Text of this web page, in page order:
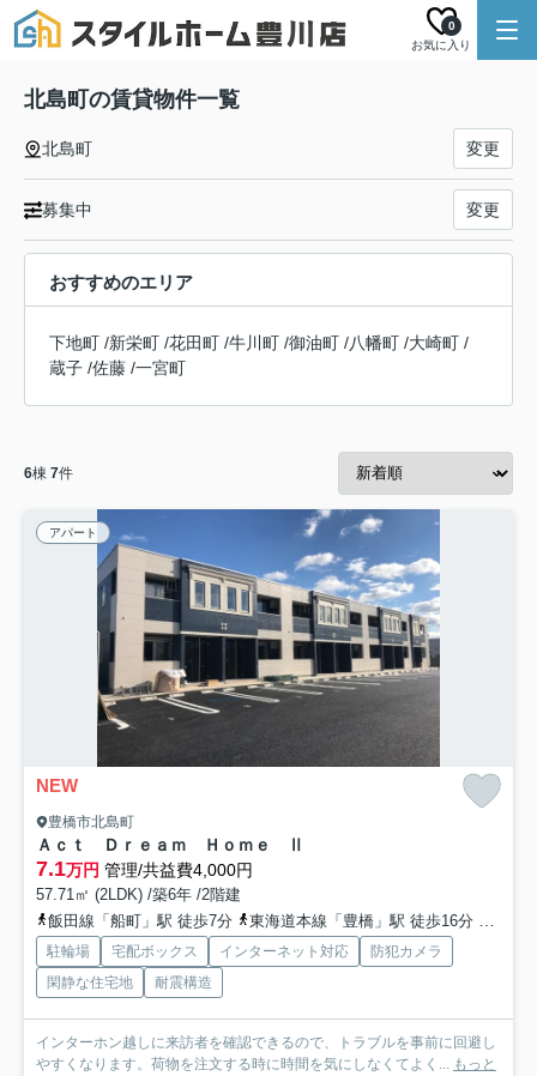
お気に入り
0
北島町の賃貸物件一覧
北島町 変更
募集中 変更
おすすめのエリア
下地町 /新栄町 /花田町 /牛川町 /御油町 /八幡町 /大崎町 /
蔵子 /佐藤 /一宮町
6棟 7件
アパート
NEW
豊橋市北島町
Ａｃｔ Ｄｒｅａｍ Ｈｏｍｅ Ⅱ
7.1万円 管理/共益費4,000円
57.71㎡ (2LDK) /築6年 /2階建
飯田線「船町」駅 徒歩7分
東海道本線「豊橋」駅 徒歩16分 飯田
駐輪場 宅配ボックス インターネット対応
防犯カメラ
閑静な住宅地
耐震構造
インターホン越しに来訪者を確認できるので、トラブルを事前に回避し
やすくなります。荷物を注文する時に時間を気にしなくてよく... もっと